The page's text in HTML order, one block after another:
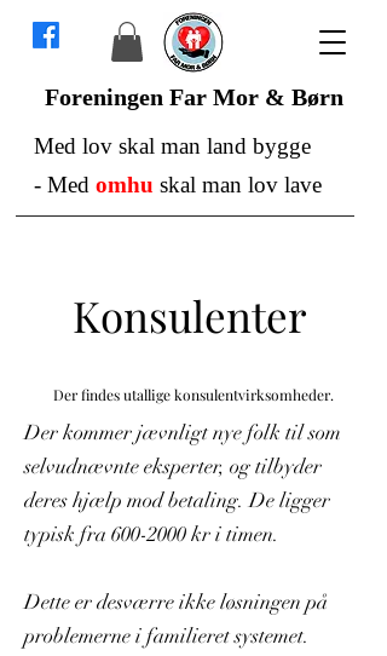
Foreningen Far Mor & Børn
Med lov skal man land bygge
- Med omhu skal man lov lave
Konsulenter
Der findes utallige konsulentvirksomheder.
Der kommer jævnligt nye folk til som
selvudnævnte eksperter, og tilbyder
deres hjælp mod betaling. De ligger
typisk fra 600-2000kr i timen.
Dette er desværre ikke løsningen på
problemerne i familieret systemet.